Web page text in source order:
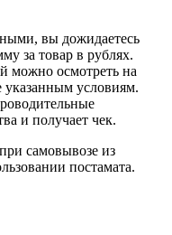
вы дожидаетесь
за товар в рублях.
можно осмотреть на
указанным условиям.
и получает чек.
самовывозе из
постамата.